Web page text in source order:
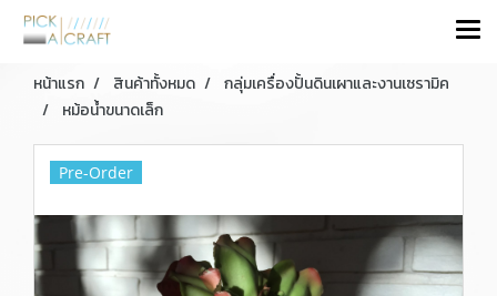
หน้าแรก สินค้าทั้งหมด
กลุ่มเครื่องปั้นดินเผาและงานเซรามิค
หม้อน้ำขนาดเล็ก
Pre-Order